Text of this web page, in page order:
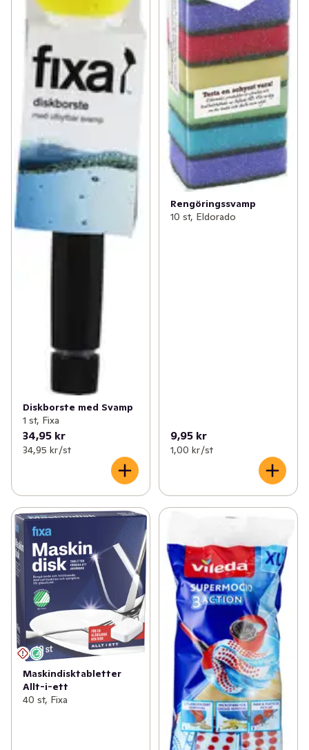
Diskborste med Svamp
1 st, Fixa
34,95 kr
34,95 kr /st
Rengöringssvamp
10 st, Eldorado
9,95 kr
1,00 kr /st
Maskindisktabletter
Allt-i-ett
40 st, Fixa